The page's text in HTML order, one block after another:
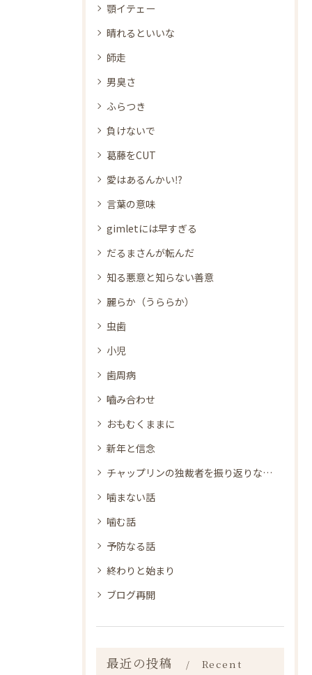
顎イテェー
晴れるといいな
師走
男臭さ
ふらつき
負けないで
葛藤をCUT
愛はあるんかい⁉
言葉の意味
gimletには早すぎる
だるまさんが転んだ
知る悪意と知らない善意
麗らか（うららか）
虫歯
小児
歯周病
嚙み合わせ
おもむくままに
新年と信念
チャップリンの独裁者を振り返りながら
噛まない話
噛む話
予防なる話
終わりと始まり
ブログ再開
最近の投稿
Recent